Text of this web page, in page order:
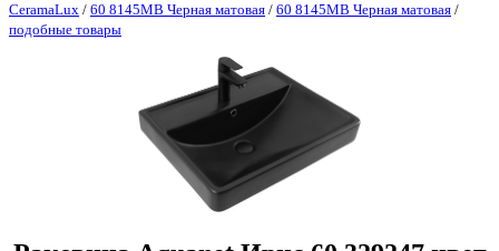
CeramaLux / 60 8145MB Черная матовая / 60 8145MB Черная матовая /
подобные товары